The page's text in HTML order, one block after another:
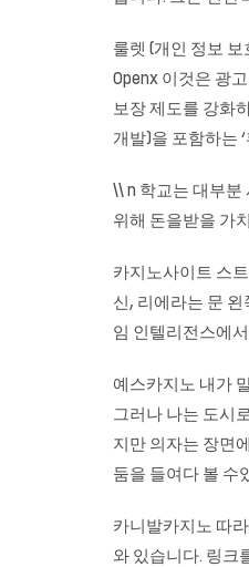
룰렛 (개인 정보 보
Openx 이것은 광
보장 제도를 강화
개발)을 포함하는
\\ n 학교는 대부분
위해 돈을받을 가
카지노사이트 스
신, 리에라는 문
임 인텔리전스에
예스카지노 내가
그러나 나는 도시
지만 의자는 장면
둠을 들여다 볼 수
카니발카지노 따
와 있습니다. 링크